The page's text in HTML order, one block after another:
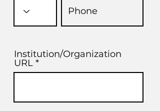
Institution/Organization
URL